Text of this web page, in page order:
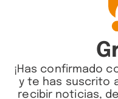
¡Has confirmado
y te has suscrito
recibir noticias,